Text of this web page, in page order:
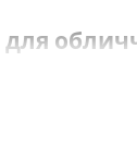
для
носити його